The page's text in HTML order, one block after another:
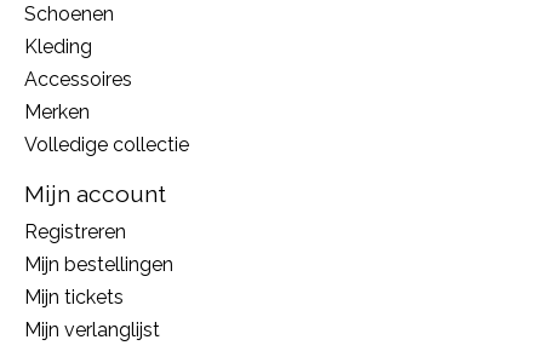
Schoenen
Kleding
Accessoires
Merken
Volledige collectie
Mijn account
Registreren
Mijn bestellingen
Mijn tickets
Mijn verlanglijst